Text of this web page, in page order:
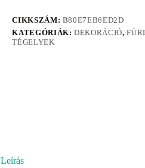
CIKKSZÁM: B80E7EB6ED2D
KATEGÓRIÁK:DEKORÁCIÓ,
TÉGELYEK
Leírás